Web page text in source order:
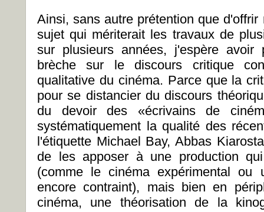
Ainsi, sans autre prétention que
sujet qui mériterait les travaux de
sur plusieurs années, j'espère avoir
brèche sur le discours critique
qualitative du cinéma. Parce que la
pour se distancier du discours
du devoir des «écrivains de
systématiquement la qualité des
l'étiquette Michael Bay, Abbas
de les apposer à une production
(comme le cinéma expérimental
encore contraint), mais bien en
cinéma, une théorisation de la